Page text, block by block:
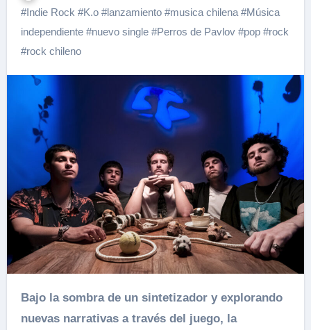
#Indie Rock #K.o#lanzamiento#musica chilena#Música
independiente#nuevo single#Perros de Pavlov#pop#rock
#rock chileno
Bajo la sombra de un sintetizador y explorando
nuevas narrativas a través del juego, la